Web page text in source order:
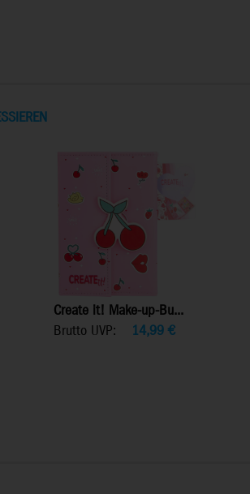
Create it! Make-up-Bu...
Brutto UVP:
14,99€